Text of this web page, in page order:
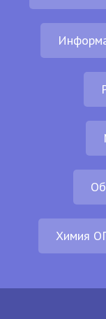
Химия